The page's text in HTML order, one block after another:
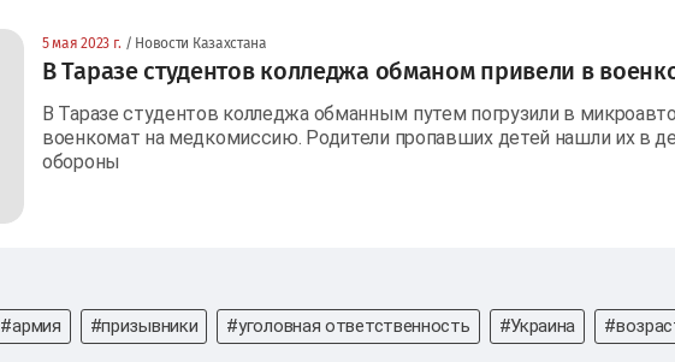
5 мая 2023 г. / Новости Казахстана
В Таразе студентов колледжа обманом привели в
В Таразе студентов колледжа обманным путем погрузили в
военкомат на медкомиссию. Родители пропавших детей нашли их в
обороны
#армия #призывники #уголовная ответственность #Украина